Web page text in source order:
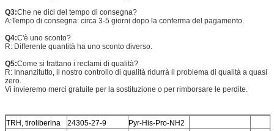
Q3:Che ne dici del tempo di consegna?
A:Tempo di consegna: circa 3-5 giorni dopo la conferma del pagamento.
Q4:C'è uno sconto?
R: Differente quantità ha uno sconto diverso.
Q5:Come si trattano i reclami di qualità?
R: Innanzitutto, il nostro controllo di qualità ridurrà il problema di qualità a quasi
zero.
Vi invieremo merci gratuite per la sostituzione o per rimborsare le perdite.
TRH, tiroliberina 24305-27-9 Pyr-His-Pro-NH2